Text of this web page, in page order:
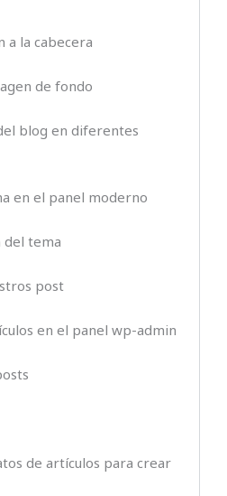
a la cabecera
de fondo
blog en diferentes
en el panel moderno
del tema
post
en el panel wp-admin
de artículos para crear